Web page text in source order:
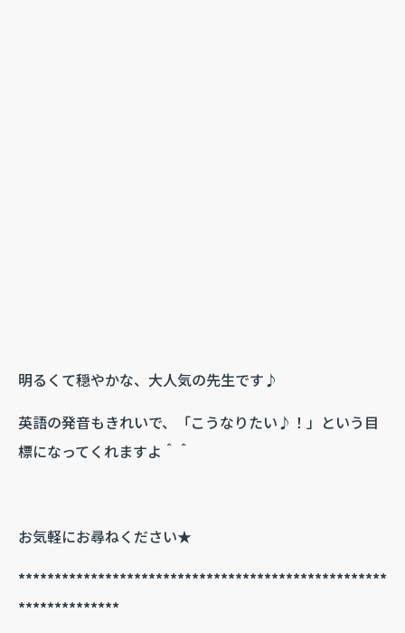
明るくて穏やかな、大人気の先生です♪
英語の発音もきれいで、「こうなりたい♪！」という目
標になってくれますよ＾＾
お気軽にお尋ねください★
***************************************************
**************